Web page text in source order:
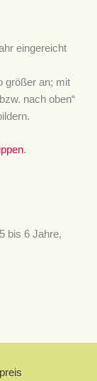
eingereicht
größer an; mit
nach oben“
.
bis 6 Jahre,